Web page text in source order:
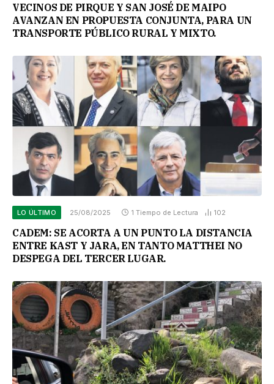
VECINOS DE PIRQUE Y SAN JOSÉ DE MAIPO
AVANZAN EN PROPUESTA CONJUNTA, PARA UN
TRANSPORTE PÚBLICO RURAL Y MIXTO.
LO ÚLTIMO 25/08/2025 1 Tiempo de Lectura 102
CADEM: SE ACORTA A UN PUNTO LA DISTANCIA
ENTRE KAST Y JARA, EN TANTO MATTHEI NO
DESPEGA DEL TERCER LUGAR.